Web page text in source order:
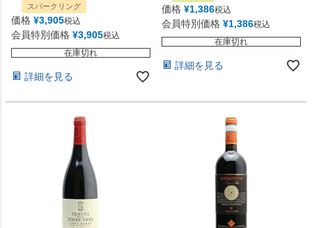
スパークリング
価格 ¥3,905税込
会員特別価格 ¥3,905税込
在庫切れ
詳細を見る
価格 ¥1,386税込
会員特別価格 ¥1,386税込
在庫切れ
詳細を見る